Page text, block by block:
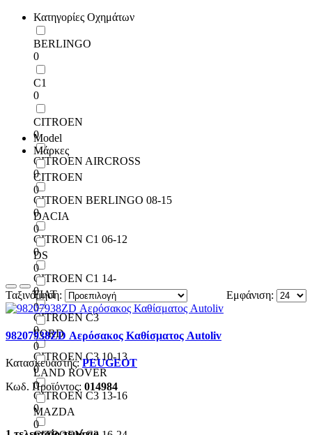
Κατηγορίες Οχημάτων
BERLINGO
0
C1
0
CITROEN
0
CITROEN AIRCROSS
0
CITROEN BERLINGO 08-15
0
CITROEN C1 06-12
0
CITROEN C1 14-
0
CITROEN C3
0
CITROEN C3 10-13
0
CITROEN C3 13-16
0
Model
Μάρκες
CITROEN
0
DACIA
0
DS
0
FIAT
0
FORD
0
LAND ROVER
0
MAZDA
0
Εμφάνιση:
Ταξινόμηση:
98207938ZD Αερόσακος Καθίσματος Autoliv
Κατασκευαστής:PEUGEOT
Κωδ. Προϊόντος: 014984